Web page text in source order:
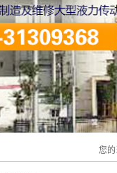
您的